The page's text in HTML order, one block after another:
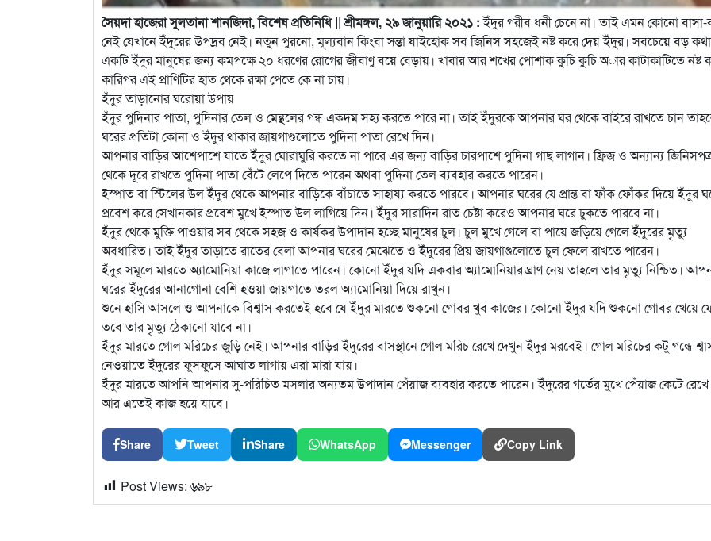
সৈয়দা হাজেরা সুলতানা শানজিদা, বিশেষ প্রতিনিধি || শ্রীমঙ্গল, ২৯ জানুয়ারি ২০২১ :ইঁদুর গরীব ধনী চেনে না। তাই এমন কোনো বাসা-
নেই যেখানে ইঁদুরের উপদ্রব নেই। নতুন পুরনো, মূল্যবানকিংবা সন্তা যাইহোক সব জিনিস সহজেই নষ্ট করে দেয় ইঁদুর। সবচেয়ে বড় কথা
একটি ইঁদুর মানুষের জন্য কমপক্ষে ২০ ধরণের রোগের জীবাণু বয়ে বেড়ায়। খাবার আর শখের পোশাক কুচি কুচি অার কাটাকাটিতে নষ্ট
কারিগর এই প্রাণিটির হাত থেকে রক্ষা পেতে কে না চায়।
ইঁদুর তাড়ানোর ঘরোয়া উপায়
ইঁদুর পুদিনার পাতা, পুদিনার তেল ও মেন্থলের গন্ধ একদম সহ্য করতে পারে না। তাই ইঁদুরকে আপনার ঘর থেকে বাইরে রাখতে চান
ঘরের প্রতিটা কোনা ও ইঁদুর থাকার জায়গাগুলোতে পুদিনা পাতা রেখে দিন।
আপনার বাড়ির আশেপাশে যাতে ইঁদুর ঘোরাঘুরি করতে না পারে এর জন্য বাড়ির চারপাশে পুদিনা গাছ লাগান। ফ্রিজ ও অন্যান্য
থেকে দূরে রাখতে পুদিনা পাতা বেঁটে লেপে দিতে পারেন অথবা পুদিনা তেল ব্যবহার করতে পারেন।
ইস্পাত বা স্টিলের উল ইঁদুর থেকে আপনার বাড়িকে বাঁচাতে সাহায্য করতে পারবে। আপনার ঘরের যে প্রান্ত বা ফাঁক ফোঁকর দিয়ে ইঁদুর
প্রবেশ করে সেখানকার প্রবেশ মুখে ইস্পাত উল লাগিয়ে দিন। ইঁদুর সারাদিন রাত চেষ্টা করেও আপনার ঘরে ঢুকতে পারবে না।
ইঁদুর থেকে মুক্তি পাওয়ার সব থেকে সহজ ও কার্যকর উপাদান হচ্ছে মানুষের চুল। চুল মুখে গেলে বা পায়ে জড়িয়ে গেলে ইঁদুরের মৃত্যু
অবধারিত। তাই ইঁদুর তাড়াতে রাতের বেলা আপনার ঘরের মেঝেতে ও ইঁদুরের প্রিয় জায়গাগুলোতে চুল ফেলে রাখতে পারেন।
ইঁদুর সমূলে মারতে অ্যামোনিয়া কাজে লাগাতে পারেন। কোনো ইঁদুর যদি একবার অ্যামোনিয়ার ঘ্রাণ নেয় তাহলে তার মৃত্যু নিশ্চিত।
ঘরের ইঁদুরের আনাগোনা বেশি হওয়া জায়গাতে তরল অ্যামোনিয়া দিয়ে রাখুন।
শুনে হাসি আসলে ও আপনাকে বিশ্বাস করতেই হবে যে ইঁদুর মারতে শুকনো গোবর খুব কাজের। কোনো ইঁদুর যদি শুকনো গোবর খেয়ে
তবে তার মৃত্যু ঠেকানো যাবে না।
ইঁদুর মারতে গোল মরিচের জুড়ি নেই। আপনার বাড়ির ইঁদুরের বাসস্থানে গোল মরিচ রেখে দেখুন ইঁদুর মরবেই। গোল মরিচের কটু গন্ধে
নেওয়াতে ইঁদুরের ফুসফুসে আঘাত লাগায় এরা মারা যায়।
ইঁদুর মারতে আপনি আপনার সু-পরিচিত মসলার অন্যতম উপাদান পেঁয়াজ ব্যবহার করতে পারেন। ইঁদুরের গর্তের মুখে পেঁয়াজ কেটে রেখে
আর এতেই কাজ হয়ে যাবে।
Share Tweet Share WhatsApp Messenger Copy Link
Post Views: ৬৯৮